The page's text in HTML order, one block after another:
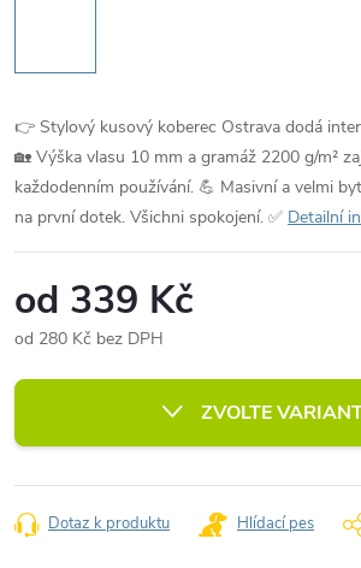
👉 Stylový kusový koberec Ostrava dodá
🏡 Výška vlasu 10 mm a gramáž 2200 g/m²
každodenním používání. 💪 Masivní a velmi
na první dotek. Všichni spokojení. ✅ Detailní
od 339 Kč
od 280 Kč bez DPH
cena:
ZVOLTE
Dotaz k produktu Hlídací pes